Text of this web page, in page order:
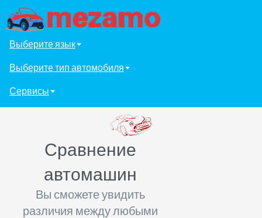
Выберите язык
Выберите тип автомобиля
Сервисы
Сравнение
автомашин
Вы сможете увидить
различия между любыми